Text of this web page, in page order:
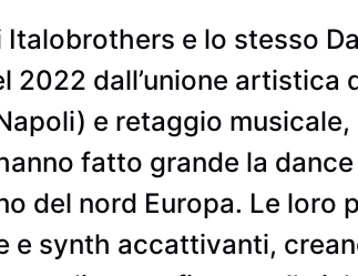
e lo stesso
dall’unione artistica
e retaggio
fatto grande la
del nord Europa. Le loro
e synth accattivanti,